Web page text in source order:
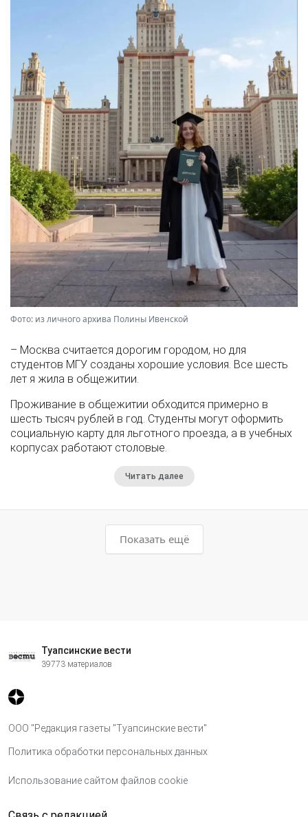
Фото: из личного архива Полины Ивенской
– Москва считается дорогим городом, но для
студентов МГУ созданы хорошие условия. Все шесть
лет я жила в общежитии.
Проживание в общежитии обходится примерно в
шесть тысяч рублей в год. Студенты могут оформить
социальную карту для льготного проезда, а в учебных
корпусах работают столовые.
Читать далее
Показать ещё
Туапсинские вести
39773 материалов
ООО "Редакция газеты "Туапсинские вести"
Политика обработки персональных данных
Использование сайтом файлов cookie